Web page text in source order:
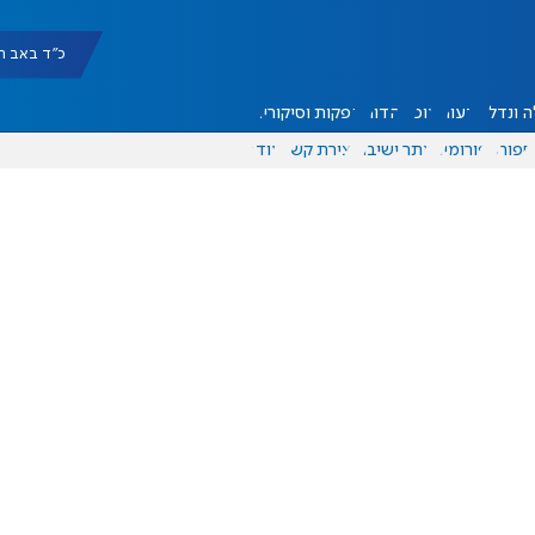
כ"ד באב תשפ"ו
ונדל"ן דעות אוכל יהדות הפקות וסיקורים
ספורט פורומים אתר ישיבה יצירת קשר עוד